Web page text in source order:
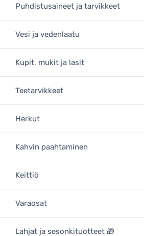
Puhdistusaineet ja tarvikkeet
Vesi ja vedenlaatu
Kupit, mukit ja lasit
Teetarvikkeet
Herkut
Kahvin paahtaminen
Keittiö
Varaosat
Lahjat ja sesonkituotteet 🎁